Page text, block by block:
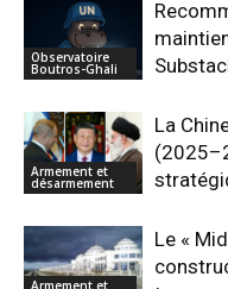
Observatoire
Boutros-Ghali
Armement et
désarmement
La
Armement et
Le «